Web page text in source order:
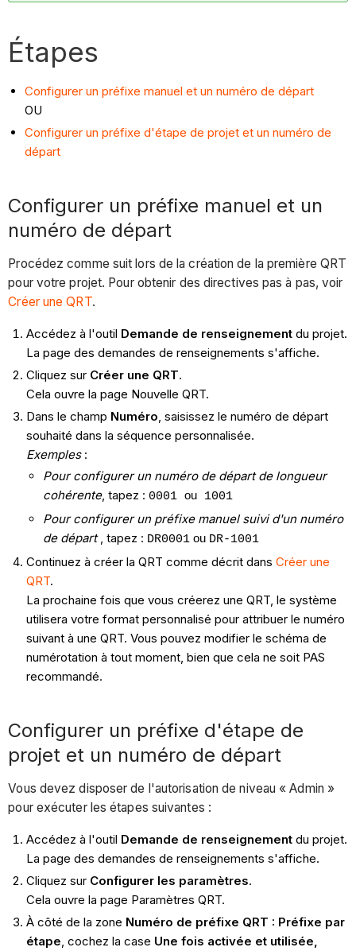
Étapes
Configurer un préfixe manuel et un numéro de départ
OU
Configurer un préfixe d'étape de projet et un numéro de
départ
Configurer un préfixe manuel et un
numéro de départ
Procédez comme suit lors de la création de la première QRT
pour votre projet. Pour obtenir des directives pas à pas, voir
Créer une QRT.
Accédez à l'outil Demande de renseignementdu projet.
La page des demandes de renseignements s'affiche.
Cliquez sur Créer une QRT.
Cela ouvre la page Nouvelle QRT.
Dans le champ Numéro , saisissez le numéro de départ
souhaité dans la séquence personnalisée.
Exemples:
Pour configurer un numéro de départ de longueur
cohérente, t​​​​​apez : 0001 ou1001
Pour configurer un préfixe manuel suivi d'un numéro
de départ, tapez : DR0001 ou DR-1001
Continuez à créer la QRT comme décrit dans Créer une
QRT.
La prochaine fois que vous créerez une QRT, le système
utilisera votre format personnalisé pour attribuer le numéro
suivant à une QRT. Vous pouvez modifier le schéma de
numérotation à tout moment, bien que cela ne soit PAS
recommandé.
Configurer un préfixe d'étape de
projet et un numéro de départ
Vous devez disposer de l'autorisation de niveau « Admin »
pour exécuter les étapes suivantes :
Accédez à l'outil Demande de renseignementdu projet.
La page des demandes de renseignements s'affiche.
Cliquez sur Configurer les paramètres.
Cela ouvre la page Paramètres QRT.
À côté de la zone Numéro de préfixe QRT : Préfixe par
étape, cochez la case Une fois activée et utilisée,